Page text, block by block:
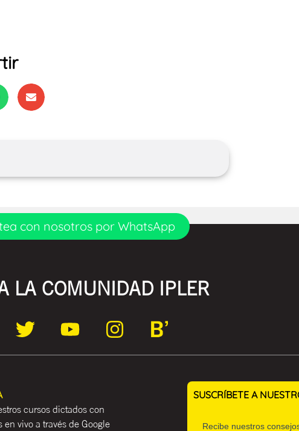
con nosotros por WhatsApp
LA COMUNIDAD IPLER
cursos dictados con
en vivo a través de Google
SUSCRÍBETE A